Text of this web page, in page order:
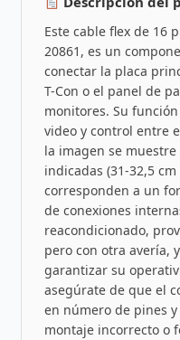
Este cable flex de 16
20861, es un
conectar la placa
T-Con o el panel de
monitores. Su
video y control entre
la imagen se
indicadas (31-32,5
corresponden a un
de conexiones
reacondicionado,
pero con otra avería,
garantizar su
asegúrate de que el
en número de pines
montaje incorrecto o